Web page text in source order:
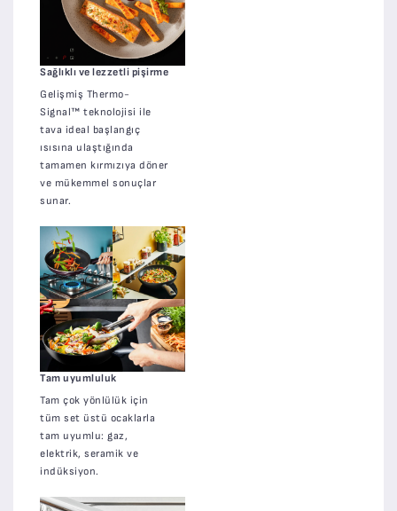
Sağlıklı ve lezzetli pişirme
Gelişmiş Thermo-
Signal™ teknolojisi ile
tava ideal başlangıç
ısısına ulaştığında
tamamen kırmızıya döner
ve mükemmel sonuçlar
sunar.
Tam uyumluluk
Tam çok yönlülük için
tüm set üstü ocaklarla
tam uyumlu: gaz,
elektrik, seramik ve
indüksiyon.